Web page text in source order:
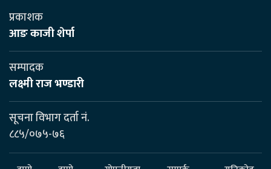
प्रकाशक
आङ काजी शेर्पा
सम्पादक
लक्ष्मी राज भण्डारी
सूचना विभाग दर्ता नं.
८८५/०७५-७६